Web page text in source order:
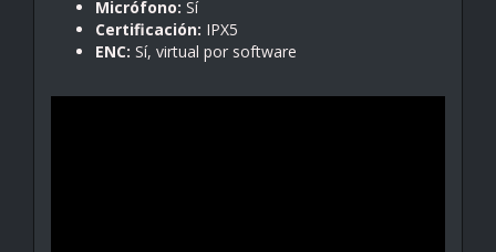
Micrófono: Sí
Certificación: IPX5
ENC: Sí, virtual por software